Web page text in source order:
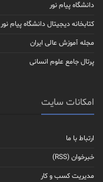
دانشگاه پیام نور
کتابخانه دیجیتال دانشگاه پیام نور
مجله آموزش عالی ایران
پرتال جامع علوم انسانی
امکانات سایت
ارتباط با ما
خبرخوان (RSS)
مدیریت کسب و کار